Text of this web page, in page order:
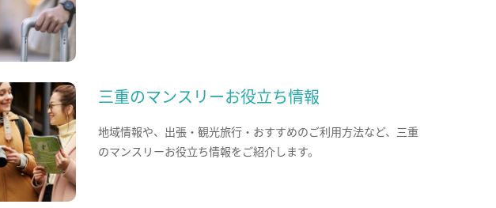
三重のマンスリーお役立ち情報
地域情報や、出張・観光旅行・おすすめのご利用方法など、三重
のマンスリーお役立ち情報をご紹介します。